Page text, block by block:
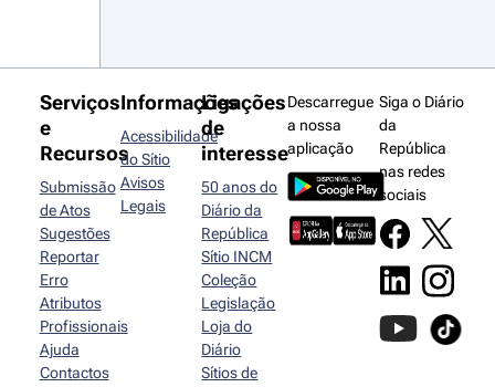
Serviços
e
Recursos
Submissão
de Atos
Sugestões
Reportar
Erro
Atributos
Profissionais
Ajuda
Contactos
Informações
Acessibilidade
do Sítio
Avisos
Legais
Ligações
de
interesse
50 anos do
Diário da
República
Sítio INCM
Coleção
Legislação
Loja do
Diário
Sítios de
Descarregue
a nossa
aplicação
Siga o Diário
da
República
nas redes
sociais